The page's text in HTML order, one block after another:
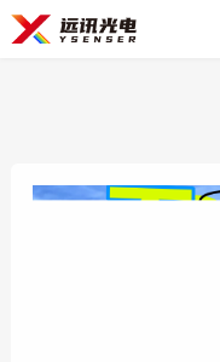
企业介绍 加入我们